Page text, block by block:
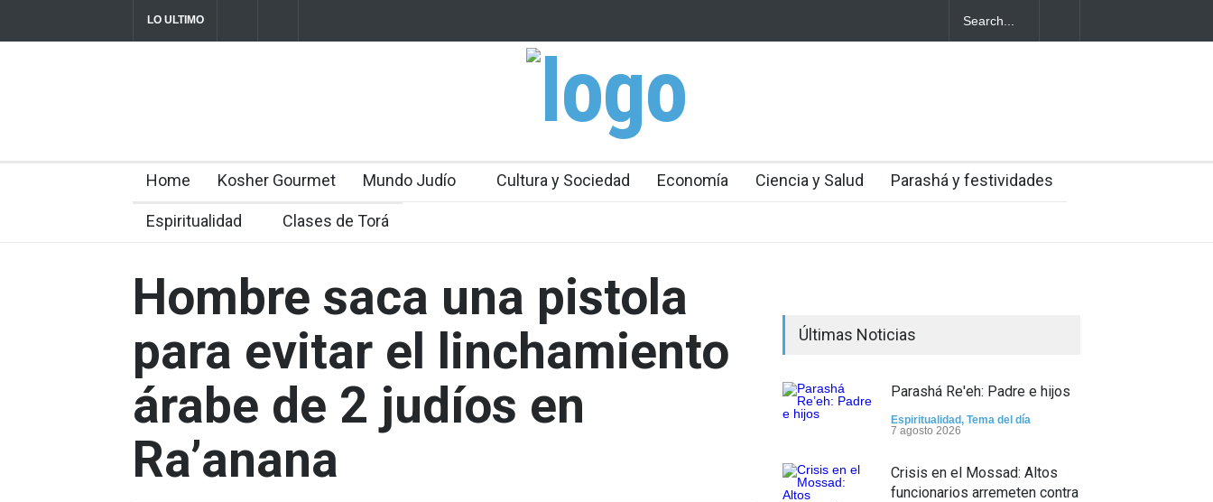
LO ULTIMO
Crisis en el Mossad: Altos funcionarios arremeten contra el
director Roman Gofman por la reorganización de Irán
Home Kosher Gourmet Mundo Judío Cultura y Sociedad Economía Ciencia y Salud Parashá y festividades
Espiritualidad Clases de Torá
Hombre saca una pistola
para evitar el linchamiento
árabe de 2 judíos en
Ra’anana
Últimas Noticias
Parashá Re'eh: Padre e hijos
Espiritualidad, Tema del día
7 agosto 2026
Crisis en el Mossad: Altos
funcionarios arremeten contra